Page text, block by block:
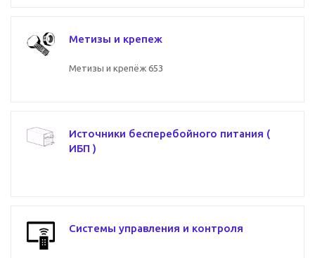
Метизы и крепеж
Метизы и крепёж 653
Источники бесперебойного питания (
ИБП )
Системы управления и контроля